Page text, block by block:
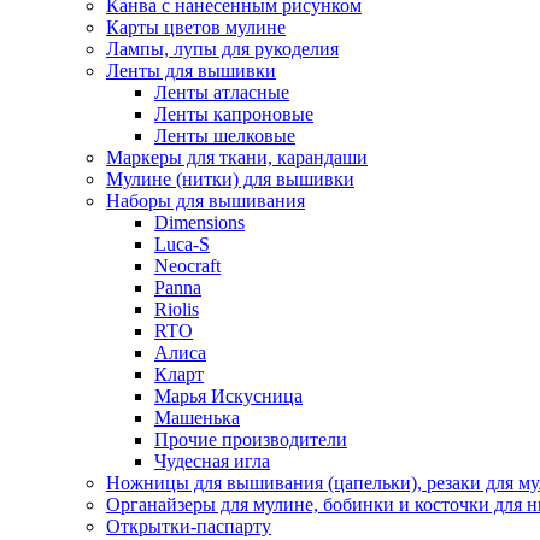
Канва с нанесенным рисунком
Карты цветов мулине
Лампы, лупы для рукоделия
Ленты для вышивки
Ленты атласные
Ленты капроновые
Ленты шелковые
Маркеры для ткани, карандаши
Мулине (нитки) для вышивки
Наборы для вышивания
Dimensions
Luca-S
Neocraft
Panna
Riolis
RTO
Алиса
Кларт
Марья Искусница
Машенька
Прочие производители
Чудесная игла
Ножницы для вышивания (цапельки), резаки для
Органайзеры для мулине, бобинки и косточки для
Открытки-паспарту